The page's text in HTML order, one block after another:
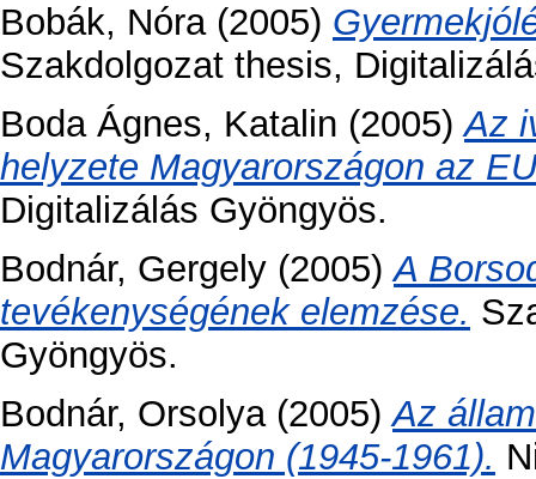
Bobák, Nóra(2005)
Szakdolgozat thesis,
Boda Ágnes, Katalin (2005)Az
helyzete Magyarországon az
Digitalizálás Gyöngyös.
Bodnár, Gergely (2005)A
tevékenységének elemzése.
Gyöngyös.
Bodnár, Orsolya(2005)Az
Magyarországon (1945-1961).